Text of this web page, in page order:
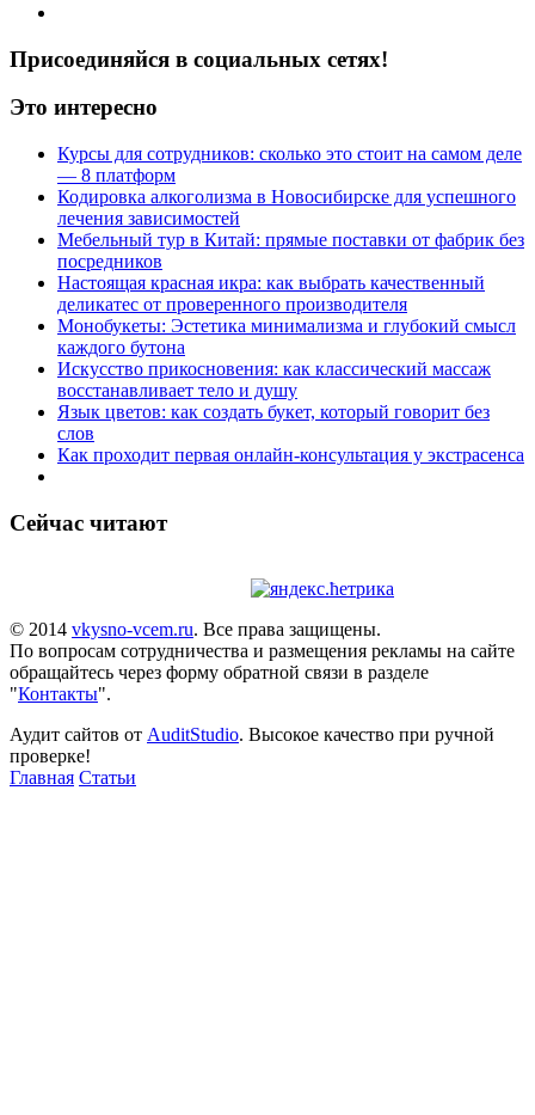
Присоединяйся в социальных сетях!
Это интересно
Курсы для сотрудников: сколько это стоит на самом деле
— 8 платформ
Кодировка алкоголизма в Новосибирске для успешного
лечения зависимостей
Мебельный тур в Китай: прямые поставки от фабрик без
посредников
Настоящая красная икра: как выбрать качественный
деликатес от проверенного производителя
Монобукеты: Эстетика минимализма и глубокий смысл
каждого бутона
Искусство прикосновения: как классический массаж
восстанавливает тело и душу
Язык цветов: как создать букет, который говорит без
слов
Как проходит первая онлайн-консультация у экстрасенса
Сейчас читают
© 2014 vkysno-vcem.ru. Все права защищены.
По вопросам сотрудничества и размещения рекламы на сайте
обращайтесь через форму обратной связи в разделе
"Контакты".
Аудит сайтов от AuditStudio. Высокое качество при ручной
проверке!
Главная Статьи